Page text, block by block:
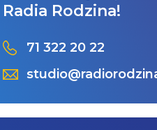
Radia Rodzina!
71 322 20 22